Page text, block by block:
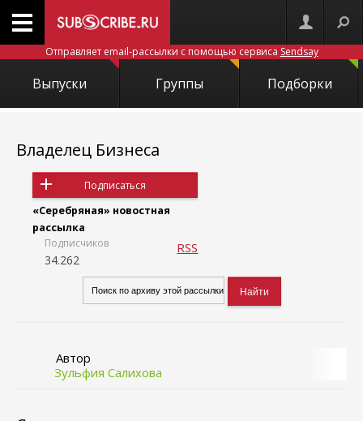
Отправляет email-рассылки с помощью сервиса Sendsay
Выпуски Группы Подборки
Владелец Бизнеса
Подписаться
«Серебряная» новостная
рассылка
Подписчиков
34.262
RSS
Автор
Зульфия Салихова